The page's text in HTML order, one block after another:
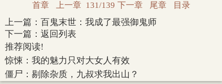
首章 上一章 131/139 下一章 尾章 目录
上一篇： 百鬼末世：我成了最强御鬼师
下一篇： 返回列表
推荐阅读!
惊悚：我的魅力只对大女人有效
僵尸：剔除杂质，九叔求我出山？